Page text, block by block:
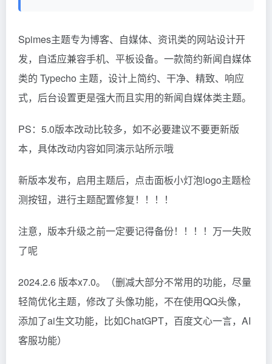
Spimes主题专为博客、自媒体、资讯类的网站设计开
发，自适应兼容手机、平板设备。一款简约新闻自媒体
类的 Typecho 主题，设计上简约、干净、精致、响应
式，后台设置更是强大而且实用的新闻自媒体类主题。
PS：5.0版本改动比较多，如不必要建议不要更新版
本，具体改动内容如同演示站所示哦
新版本发布，启用主题后，点击面板小灯泡logo主题检
测按钮，进行主题配置修复！！！！
注意，版本升级之前一定要记得备份！！！！万一失败
了呢
2024.2.6 版本x7.0。（删减大部分不常用的功能，尽量
轻简优化主题，修改了头像功能，不在使用QQ头像，
添加了ai生文功能，比如ChatGPT，百度文心一言，AI
客服功能）